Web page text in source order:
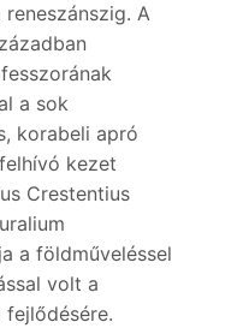
A
a sok
korabeli apró
kezet
Crestentius
a földműveléssel
volt a